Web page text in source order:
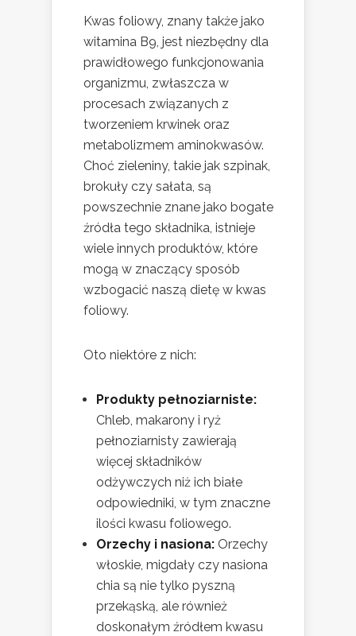
Kwas foliowy, znany także jako
witamina B9, jest niezbędny dla
prawidłowego funkcjonowania
organizmu, zwłaszcza w
procesach związanych z
tworzeniem krwinek oraz
metabolizmem aminokwasów.
Choć zieleniny, takie jak szpinak,
brokuły czy sałata, są
powszechnie znane jako bogate
źródła tego składnika, istnieje
wiele innych produktów, które
mogą w znaczący sposób
wzbogacić naszą dietę w kwas
foliowy.
Oto niektóre z nich:
Produkty pełnoziarniste:
Chleb, makarony i ryż
pełnoziarnisty zawierają
więcej składników
odżywczych niż ich białe
odpowiedniki, w tym znaczne
ilości kwasu foliowego.
Orzechy i nasiona: Orzechy
włoskie, migdały czy nasiona
chia są nie tylko pyszną
przekąską, ale również
doskonałym źródłem kwasu